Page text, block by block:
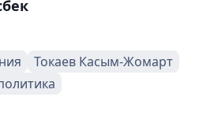
Токаев Касым-Жомарт